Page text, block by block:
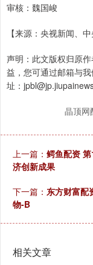
审核：魏国峻
【来源：央视新闻、中
声明：此文版权归原
益，您可通过邮箱与
址：
晶顶网
上一篇： 鳄鱼配资
济创新成果
下一篇： 东方财富配
物-B
相关文章